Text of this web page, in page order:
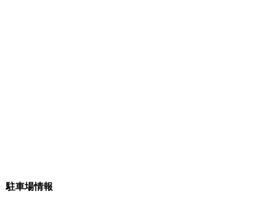
駐車場情報